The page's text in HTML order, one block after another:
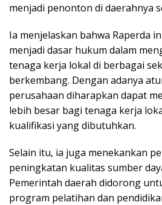
menjadi penonton di daerahnya
Ia menjelaskan bahwa Raperda
menjadi dasar hukum dalam
tenaga kerja lokal di berbagai
berkembang. Dengan adanya
perusahaan diharapkan dapat
lebih besar bagi tenaga kerja
kualifikasi yang dibutuhkan.
Selain itu, ia juga menekankan
peningkatan kualitas sumber
Pemerintah daerah didorong
program pelatihan dan